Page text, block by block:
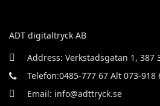
ADT digitaltryck AB
Address: Verkstadsgatan 1, 387
Telefon:0485-777 67 Alt 073-918
Email: info@adttryck.se